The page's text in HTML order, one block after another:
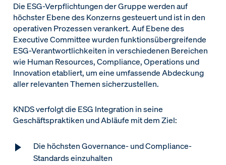
Die ESG-Verpflichtungen der Gruppe werden auf
höchster Ebene des Konzerns gesteuert und ist in den
operativen Prozessen verankert. Auf Ebene des
Executive Committee wurden funktionsübergreifende
ESG-Verantwortlichkeiten in verschiedenen Bereichen
wie Human Resources, Compliance, Operations und
Innovation etabliert, um eine umfassende Abdeckung
aller relevanten Themen sicherzustellen.
KNDS verfolgt die ESG Integration in seine
Geschäftspraktiken und Abläufe mit dem Ziel:
Die höchsten Governance- und Compliance-
Standards einzuhalten